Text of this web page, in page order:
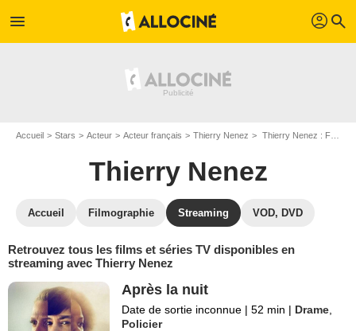
menu profil search
Accueil Stars Acteur Acteur français Thierry Nenez Thierry Nenez : Films et séries online
Thierry Nenez
Accueil Filmographie Streaming VOD, DVD
Retrouvez tous les films et séries TV disponibles en
streaming avec Thierry Nenez
Après la nuit
Date de sortie inconnue | 52 min | Drame
Policier